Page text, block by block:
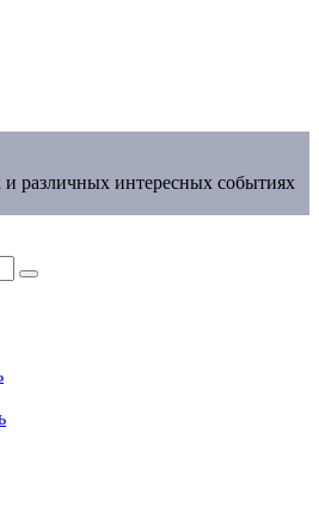
и различных интересных событиях